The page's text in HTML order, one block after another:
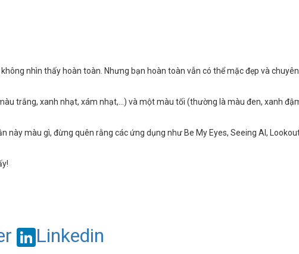
nhìn thấy hoàn toàn. Nhưng bạn hoàn toàn vẫn có thể mặc đẹp và
trắng, xanh nhạt, xám nhạt,…) và một màu tối (thường là màu đen, xanh
màu gì, đừng quên rằng các ứng dụng như Be My Eyes, Seeing AI,
Linkedin